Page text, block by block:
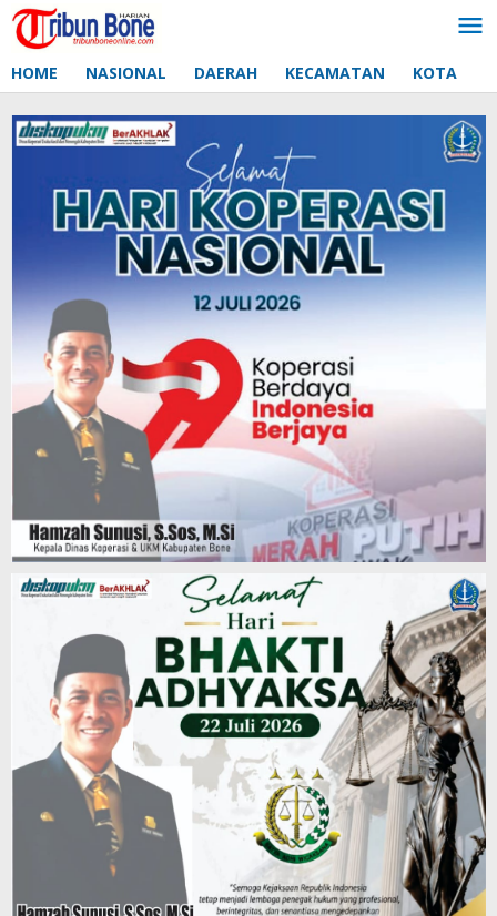
Lewati
ke
HOME NASIONAL DAERAH KECAMATAN KOTA